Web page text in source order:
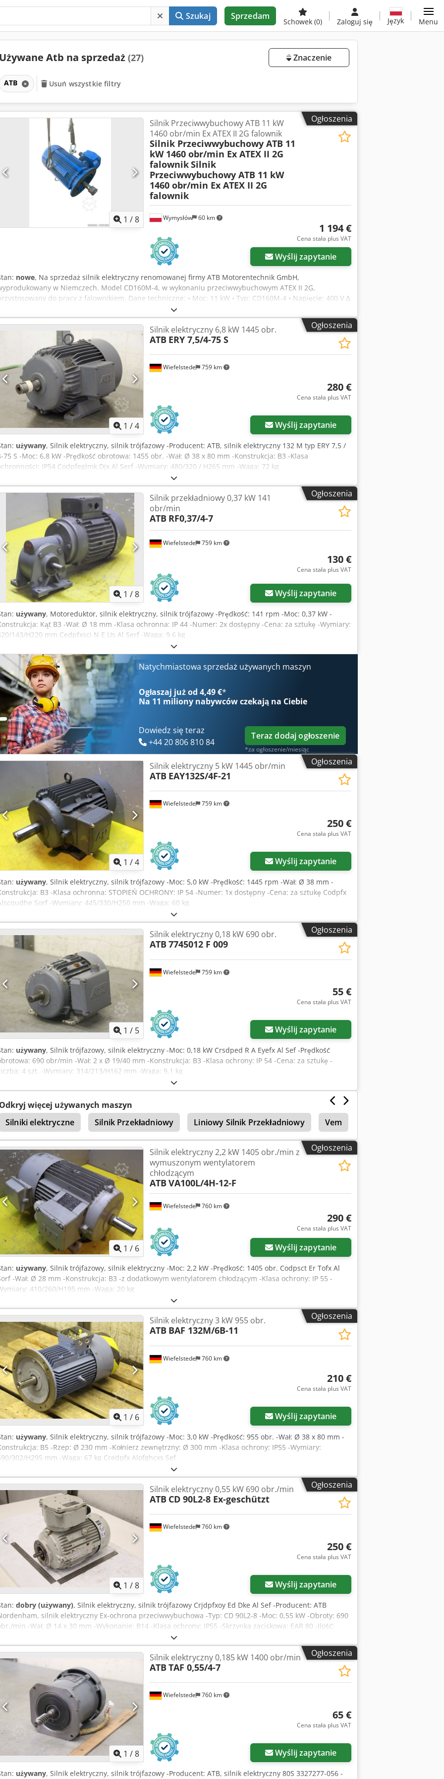
Szukaj Sprzedam
Schowek (0) Zaloguj się Język Menu
Używane Atb na sprzedaż (27) Znaczenie
ATB Usuń wszystkie filtry
Ogłoszenia
1 /8 Wymysłów 60 km
Silnik Przeciwwybuchowy ATB 11 kW
1460 obr/min Ex ATEX II 2G falownik
Silnik Przeciwwybuchowy ATB 11
kW 1460 obr/min Ex ATEX II 2G
falownikSilnik
Przeciwwybuchowy ATB 11 kW
1460 obr/min Ex ATEX II 2G
falownik
1 194 €
Cena stała plus VAT
Wyślij zapytanie
nowe, Na sprzedaż silnik elektryczny renomowanej firmy ATB Motorentechnik GmbH,
w Niemczech. Model CD160M-4, w wykonaniu przeciwwybuchowym ATEX II 2G,
do pracy z falownikiem. Dane techniczne: • Moc: 11 kW • Typ: CD160M-4 • Napięcie: 400 V Δ
/ 690 V Y • Prąd: 21 A / 12,1 A • Częstotliwość: 50 Hz • Obroty: 1460 min⁻¹ (4-biegunowy) • Cos φ: 0,85 • Klasa
F • Stopień ochrony: IP55 • Masa: 168 kg • Rok produkcji: 2007 • ATEX: II 2G EEx de IIC T4 – silnik do
stref zagrożonych wybuchem gazu • Wał: średnica 42 mm, wielowypust Crjdpfx Aexbd U Ejl Sof Ogłoszenia
1 /4
Wiefelstede 759 km
Silnik elektryczny 6,8 kW 1445 obr.
ATB ERY 7,5/4-75 S
280 €
Cena stała plus VAT
Wyślij zapytanie
używany, Silnik elektryczny, silnik trójfazowy -Producent: ATB, silnik elektryczny 132 M typ ERY 7,5 /
75 S -Moc: 6,8 kW -Prędkość obrotowa: 1455 obr. -Wał: Ø 38 x 80 mm -Konstrukcja: B3 -Klasa
IP54 Codpfeglmk Djx Al Serf -Wymiary: 480/320 / H265 mm -Waga: 72 kg
Ogłoszenia
1 /8
Wiefelstede 759 km
Silnik przekładniowy 0,37 kW 141
obr/min
ATB RF0,37/4-7
130 €
Cena stała plus VAT
Wyślij zapytanie
używany, Motoreduktor, silnik elektryczny, silnik trójfazowy -Prędkość: 141 rpm -Moc: 0,37 kW -
Kąt B3 -Wał: Ø 18 mm -Klasa ochronna: IP 44 -Numer: 2x dostępny -Cena: za sztukę -Wymiary:
143/H220 mm Cedpfxsci N E Us Al Serf -Waga: 9,6 kg
Natychmiastowa sprzedaż używanych maszyn
Ogłaszaj już od 4,49 €*
Na 11 miliony nabywcówczekają na Ciebie
Dowiedz się teraz
+44 20 806 810 84
Teraz dodaj ogłoszenie
*za ogłoszenie/miesiąc
Ogłoszenia
1 /4
Wiefelstede 759 km
Silnik elektryczny 5 kW 1445 obr/min
ATB EAY132S/4F-21
250 €
Cena stała plus VAT
Wyślij zapytanie
używany, Silnik elektryczny, silnik trójfazowy -Moc: 5,0 kW -Prędkość: 1445 rpm -Wał: Ø 38 mm -
B3 -Klasa ochronna: STOPIEŃ OCHRONY: IP 54 -Numer: 1x dostępny -Cena: za sztukę Codpfx
Sorf -Wymiary: 445/330/H250 mm -Waga: 60 kg
Ogłoszenia
1 / 5
Wiefelstede 759 km
Silnik elektryczny 0,18 kW 690 obr.
ATB 7745012 F 009
55 €
Cena stała plus VAT
Wyślij zapytanie
używany, Silnik trójfazowy, silnik elektryczny -Moc: 0,18 kW Crsdped R A Eyefx Al Sef -Prędkość
690 obr/min -Wał: 2 x Ø 19/40 mm -Konstrukcja: B3 -Klasa ochrony: IP 54 -Cena: za sztukę -
4 szt. -Wymiary: 314/213/H162 mm -Waga: 9,1 kg
Odkryj więcej używanych maszyn
Silniki elektryczne
Silnik Przekładniowy Liniowy Silnik Przekładniowy Vem
Ogłoszenia
1 / 6
Wiefelstede 760 km
Silnik elektryczny 2,2 kW 1405 obr./min z
wymuszonym wentylatorem
chłodzącym
ATB VA100L/4H-12-F
290 €
Cena stała plus VAT
Wyślij zapytanie
używany, Silnik trójfazowy, silnik elektryczny -Moc: 2,2 kW -Prędkość: 1405 obr. Codpsct Er Tofx Al
-Wał: Ø 28 mm -Konstrukcja: B3 -z dodatkowym wentylatorem chłodzącym -Klasa ochrony: IP 55 -
410/260/H195 mm -Waga: 20 kg
Ogłoszenia
1 / 6
Wiefelstede 760 km
Silnik elektryczny 3 kW 955 obr.
ATB BAF 132M/6B-11
210 €
Cena stała plus VAT
Wyślij zapytanie
używany, Silnik elektryczny, silnik trójfazowy -Moc: 3,0 kW -Prędkość: 955 obr. -Wał: Ø 38 x 80 mm -
B5 -Rzep: Ø 230 mm -Kołnierz zewnętrzny: Ø 300 mm -Klasa ochrony: IP55 -Wymiary:
302/H295 mm -Waga: 67 kg Credpfx Alofghcxs Sef
Ogłoszenia
1 /8
Wiefelstede 760 km
Silnik elektryczny 0,55 kW 690 obr./min
ATB CD 90L2-8 Ex-geschützt
250 €
Cena stała plus VAT
Wyślij zapytanie
dobry (używany), Silnik elektryczny, silnik trójfazowy Crjdpfxoy Ed Dke Al Sef -Producent: ATB
silnik elektryczny Ex-ochrona przeciwwybuchowa -Typ: CD 90L2-8 -Moc: 0,55 kW -Obroty: 690
min -Wał: Ø 14 x 30 mm -Wykonanie: B14 -Klasa ochrony: IP55 -Skrzynka zaciskowa: EAR 80 -Ilość:
dostępne 2 sztuki -Cena: za sztukę -Wymiary: 345/176/W270 mm -Waga: 32,1 kg/szt.
Ogłoszenia
1 /8
Wiefelstede 760 km
Silnik elektryczny 0,185 kW 1400 obr/min
ATB TAF 0,55/4-7
65 €
Cena stała plus VAT
Wyślij zapytanie
używany, Silnik elektryczny, silnik trójfazowy -Producent: ATB, silnik elektryczny 80S 3327277-056 -